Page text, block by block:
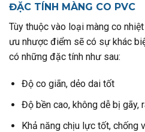
ĐẶC TÍNH MÀNG CO PVC
Tùy thuộc vào loại màng co
ưu nhược điểm sẽ có sự khác
có những đặc tính như sau:
Độ co giãn, dẻo dai tốt
Độ bền cao, không dễ bị gãy,
Khả năng chịu lực tốt, chống